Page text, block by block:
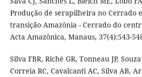
Produção de serapilheira no Cerrado
transição Amazônia - Cerrado do
Acta Amazônica, Manaus, 37(4):543-
Silva FBR, Riché GR, Tonneau JP,
Correia RC, Cavalcanti AC, Silva AB,